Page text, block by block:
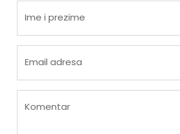
Ime i prezime
Email adresa
Komentar